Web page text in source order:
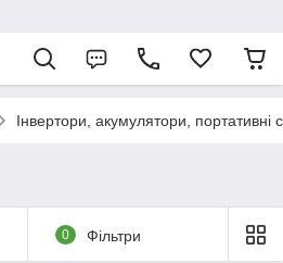
Інвертори, акумулятори, портативні
0 Фільтри